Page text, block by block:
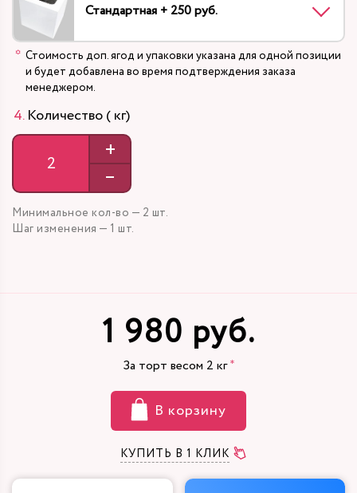
Стандартная + 250 руб.
Стоимость доп. ягод и упаковки указана для одной позиции
и будет добавлена во время подтверждения заказа
менеджером.
Количество ( кг)
+
–
Минимальное кол-во — 2 шт.
Шаг изменения — 1 шт.
1 980 руб.
За торт весом 2 кг
В корзину
КУПИТЬ В 1 КЛИК